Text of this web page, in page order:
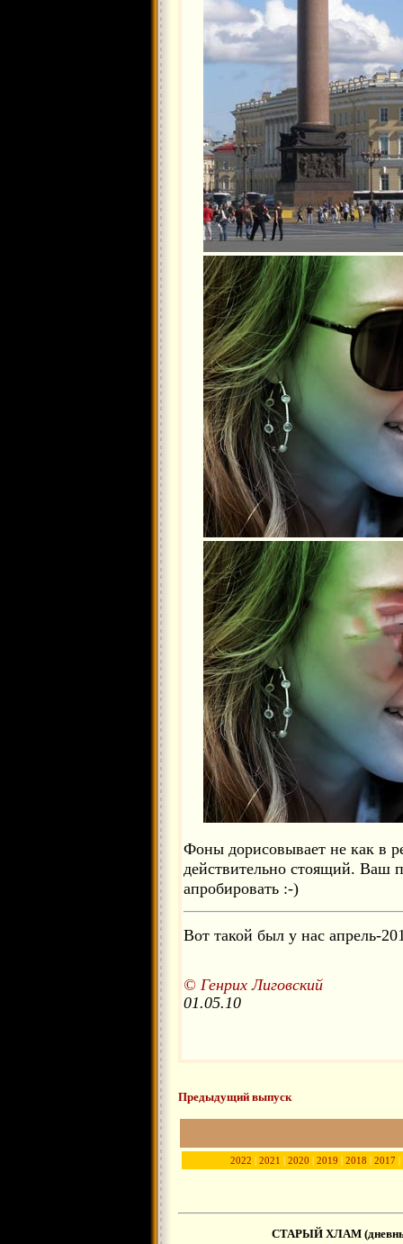
Фоны дорисовывает не как в
действительно стоящий. Ваш
апробировать :-)
Вот такой был у нас апрель-
© Генрих Лиговский
01.05.10
Предыдущий выпуск
2022 | 2021 | 2020 | 2019 | 2018 | 2017 |
СТАРЫЙ ХЛАМ (дневные